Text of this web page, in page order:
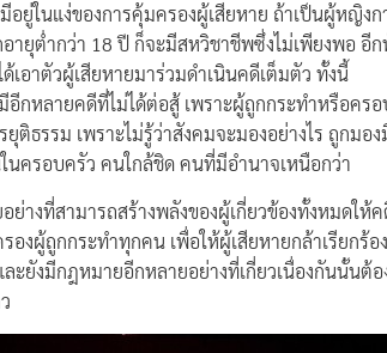
ยุต่ำกว่า 18 ปี ก็จะมีสหวิชาชีพซึ่งไม่เพียงพอ อีก
เอาตัวผู้เสียหายมาร่วมดำเนินคดีเต็มตัว ทั้งนี้
กหลายคดีที่ไม่ได้ต่อสู้ เพราะผู้ถูกกระทำหรือครอ
ติธรรม เพราะไม่รู้ว่าสังคมจะมองอย่างไร ถูกมอ
นครอบครัว คนใกล้ชิด คนที่มีอำนาจเหนือกว่า
ย่างที่สามารถสร้างพลังของผู้เกี่ยวข้องทั้งหมดให้ค
งผู้ถูกกระทำทุกคน เพื่อให้ผู้เสียหายกล้าเรียกร้อ
ะยังมีกฎหมายอีกหลายอย่างที่เกี่ยวเนื่องกันนั้นต้